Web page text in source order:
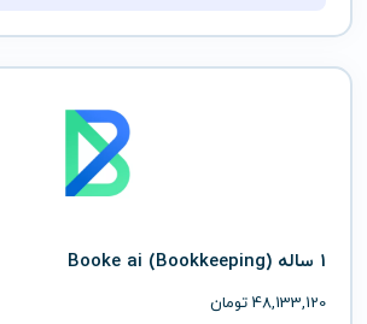
1 ساله (Bookkeeping) Booke ai
48,133,120 تومان